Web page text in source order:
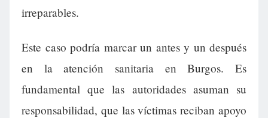
irreparables.
Este caso podría marcar un antes y un después
en la atención sanitaria en Burgos. Es
fundamental que las autoridades asuman su
responsabilidad, que las víctimas reciban apoyo